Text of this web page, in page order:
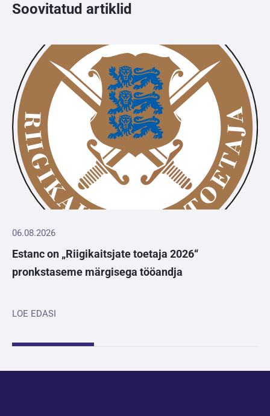
Soovitatud artiklid
06.08.2026
Estanc on „Riigikaitsjate toetaja 2026“
pronkstaseme märgisega tööandja
LOE EDASI